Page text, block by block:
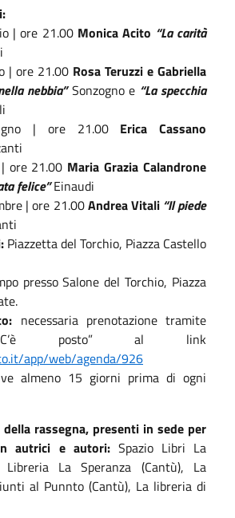
| ore 21.00Monica Acito “La carità
| ore 21.00 Rosa Teruzzi e Gabriella
nebbia” Sonzogno e “La specchia
| ore 21.00 Erica Cassano
ore 21.00 Maria Grazia Calandrone
felice” Einaudi
| ore 21.00Andrea Vitali “Il piede
Piazzetta del Torchio, Piazza Castello
presso Salone del Torchio, Piazza
necessaria prenotazione tramite
posto” al link
app/web/agenda/926
almeno 15 giorni prima di ogni
rassegna, presenti in sede per
autrici e autori:Spazio Libri La
Libreria La Speranza (Cantù), La
al Punnto (Cantù), La libreria di